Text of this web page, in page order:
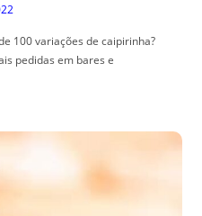
100 variações de caipirinha?
pedidas em bares e